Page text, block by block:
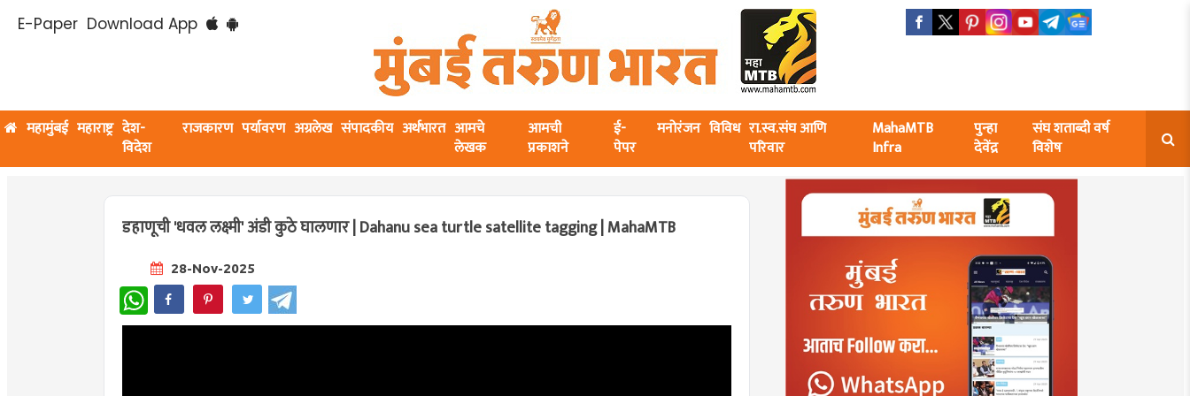
E-Paper Download App
महामुंबई महाराष्ट्र देश-
विदेश
राजकारण पर्यावरण अग्रलेख संपादकीय अर्थभारत आमचे
लेखक
आमची
प्रकाशने
ई-
पेपर
मनोरंजन विविध रा.स्व.संघ आणि
परिवार
MahaMTB
Infra
पुन्हा
देवेंद्र
संघ शताब्दी वर्ष
विशेष
डहाणूची 'धवल लक्ष्मी' अंडी कुठे घालणार | Dahanu sea turtle satellite tagging | MahaMTB
28-Nov-2025
WhatsApp